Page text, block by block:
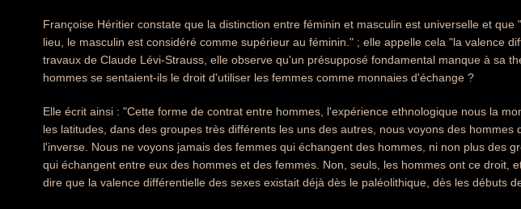
Françoise Héritier constate que la distinction entre féminin et masculin est universelle et
lieu, le masculin est considéré comme supérieur au féminin." ; elle appelle cela "la valence
travaux de Claude Lévi-Strauss, elle observe qu'un présupposé fondamental manque à sa
hommes se sentaient-ils le droit d'utiliser les femmes comme monnaies d'échange ?
Elle écrit ainsi : "Cette forme de contrat entre hommes, l'expérience ethnologique nous la
les latitudes, dans des groupes très différents les uns des autres, nous voyons des hommes
l'inverse. Nous ne voyons jamais des femmes qui échangent des hommes, ni non plus des
qui échangent entre eux des hommes et des femmes. Non, seuls, les hommes ont ce droit,
dire que la valence différentielle des sexes existait déjà dès le paléolithique, dès les débuts